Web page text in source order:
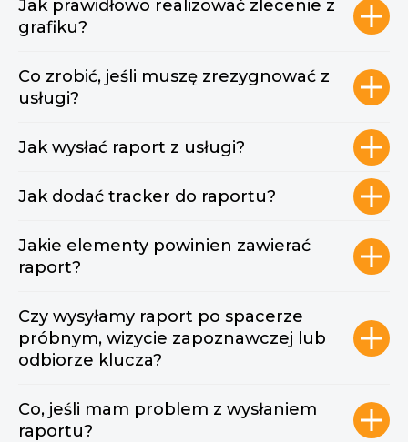
Jak prawidłowo realizować zlecenie z
grafiku?
Co zrobić, jeśli muszę zrezygnować z
usługi?
Jak wysłać raport z usługi?
Jak dodać tracker do raportu?
Jakie elementy powinien zawierać
raport?
Czy wysyłamy raport po spacerze
próbnym, wizycie zapoznawczej lub
odbiorze klucza?
Co, jeśli mam problem z wysłaniem
raportu?